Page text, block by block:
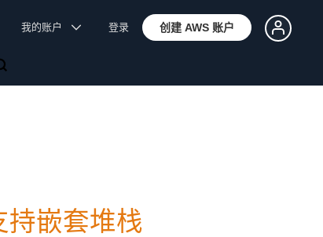
我的账户 登录 创建 AWS 账户
持嵌套堆栈